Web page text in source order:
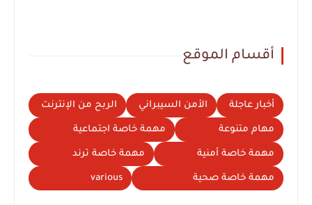
أقسام الموقع
أخبار عاجلة الأمن السيبراني الربح من الإنترنت
مهام متنوعة مهمة خاصة اجتماعية
مهمة خاصة أمنية مهمة خاصة ترند
مهمة خاصة صحية various